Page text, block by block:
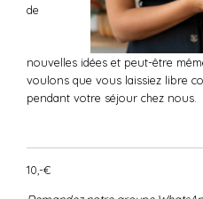
de
nouvelles idées et peut-être
voulons que vous laissiez libre
pendant votre séjour chez nous.
10,-€